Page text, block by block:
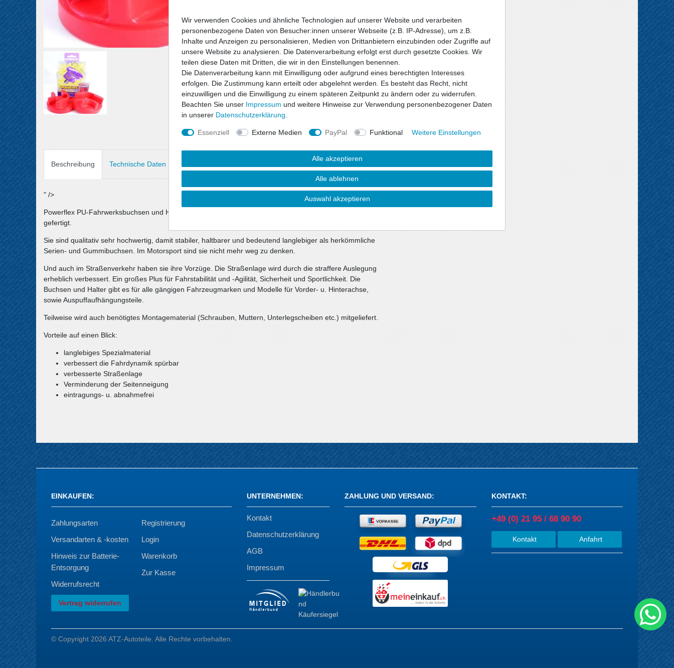
Beschreibung Technische Daten
" />
Powerflex PU-Fahrwerksbuchsen und Halterungen sind aus dem speziellen Material "Polyurethane"
gefertigt.
Sie sind qualitativ sehr hochwertig, damit stabiler, haltbarer und bedeutend langlebiger als herkömmliche
Serien- und Gummibuchsen. Im Motorsport sind sie nicht mehr weg zu denken.
Und auch im Straßenverkehr haben sie ihre Vorzüge. Die Straßenlage wird durch die straffere Auslegung
erheblich verbessert. Ein großes Plus für Fahrstabilität und -Agilität, Sicherheit und Sportlichkeit. Die
Buchsen und Halter gibt es für alle gängigen Fahrzeugmarken und Modelle für Vorder- u. Hinterachse,
sowie Auspuffaufhängungsteile.
Teilweise wird auch benötigtes Montagematerial (Schrauben, Muttern, Unterlegscheiben etc.) mitgeliefert.
Vorteile auf einen Blick:
langlebiges Spezialmaterial
verbessert die Fahrdynamik spürbar
verbesserte Straßenlage
Verminderung der Seitenneigung
eintragungs- u. abnahmefrei
EINKAUFEN:
Zahlungsarten
Versandarten & -kosten
Hinweis zur Batterie-
Entsorgung
Widerrufsrecht
Vertrag widerrufen
Registrierung
Login
Warenkorb
Zur Kasse
UNTERNEHMEN:
Kontakt
Datenschutzerklärung
AGB
Impressum
ZAHLUNG UND VERSAND: KONTAKT:
+49 (0) 21 95 / 68 90 90
Kontakt Anfahrt
© Copyright 2026 ATZ-Autoteile. Alle Rechte vorbehalten.
Wir verwenden Cookies und ähnliche Technologien auf unserer Website und verarbeiten
personenbezogene Daten von Besucher:innen unserer Webseite (z.B. IP-Adresse), um z.B.
Inhalte und Anzeigen zu personalisieren, Medien von Drittanbietern einzubinden oder Zugriffe auf
unsere Website zu analysieren. Die Datenverarbeitung erfolgt erst durch gesetzte Cookies. Wir
teilen diese Daten mit Dritten, die wir in den Einstellungen benennen.
Die Datenverarbeitung kann mit Einwilligung oder aufgrund eines berechtigten Interesses
erfolgen. Die Zustimmung kann erteilt oder abgelehnt werden. Es besteht das Recht, nicht
einzuwilligen und die Einwilligung zu einem späteren Zeitpunkt zu ändern oder zu widerrufen.
Beachten Sie unser Impressum und weitere Hinweise zur Verwendung personenbezogener Daten
in unserer Daten­schutz­erklärung
Essenziell Externe Medien PayPal Funktional Weitere Einstellungen
Alle akzeptieren
Alle ablehnen
Auswahl akzeptieren